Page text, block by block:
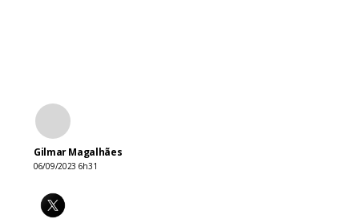
Gilmar Magalhães
06/09/2023 6h31